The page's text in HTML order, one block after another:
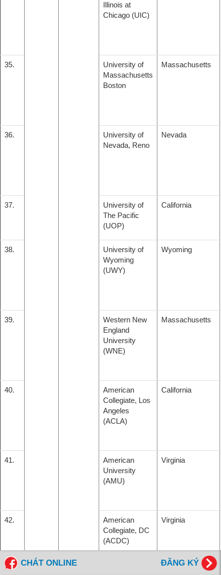
Illinois at
Chicago (UIC)
35.
University of
Massachusetts
Boston
Massachusetts
36.
University of
Nevada, Reno
Nevada
37.
University of
The Pacific
(UOP)
California
38.
University of
Wyoming
(UWY)
Wyoming
39.
Western New
England
University
(WNE)
Massachusetts
40.
American
Collegiate, Los
Angeles
(ACLA)
California
41.
American
University
(AMU)
Virginia
42.
American
Collegiate, DC
(ACDC)
Virginia
ĐĂNG KÝ
CHÁT ONLINE